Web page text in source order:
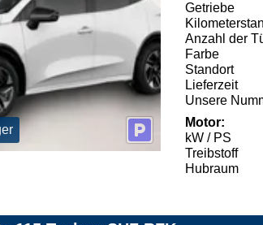
Getriebe
Anzahl der
Farbe
Standort
Lieferzeit
Unsere
Motor:
kW / PS
Treibstoff
Hubraum